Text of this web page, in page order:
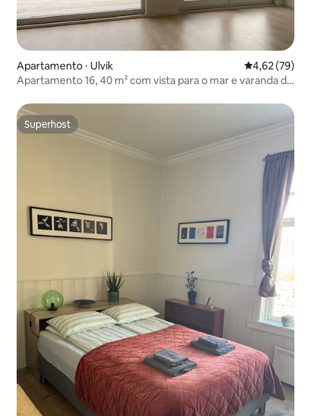
Apartamento ⋅ Ulvik 4,62 de uma
4,62 (79)
Apartamento 16, 40 m² com vista para o mar e varanda de
Superhost
Superhost